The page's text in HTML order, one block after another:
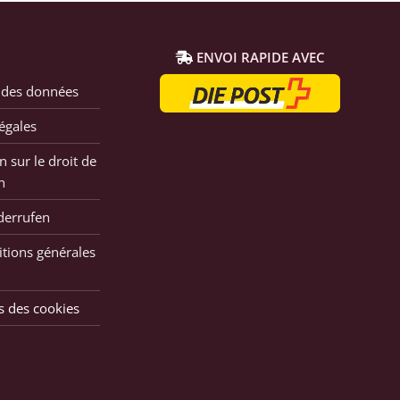
données
sur le droit de
générales
des cookies
ENVOI RAPIDE AVEC